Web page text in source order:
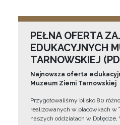
PEŁNA OFERTA
EDUKACYJNYCH
TARNOWSKIEJ
Najnowsza oferta
Muzeum Ziemi Tarnowskiej
Przygotowaliśmy blisko 80
realizowanych w placówkach w
naszych oddziałach w